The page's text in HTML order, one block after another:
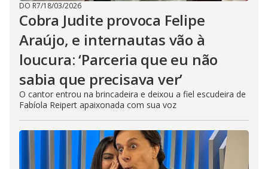
DO R7/18/03/2026
Cobra Judite provoca Felipe
Araújo, e internautas vão à
loucura: ‘Parceria que eu não
sabia que precisava ver’
O cantor entrou na brincadeira e deixou a fiel escudeira de
Fabíola Reipert apaixonada com sua voz